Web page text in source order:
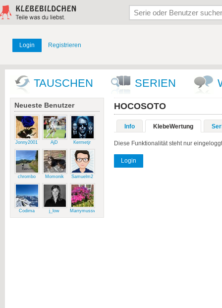
Login Registrieren
TAUSCHEN SERIEN
Neueste Benutzer
Jonny2001 AjD Kermetjr
chrombo Momonik Samuelm2
Codima j_low Marrymussweg
HOCOSOTO
Info KlebeWertung
Diese Funktionalität steht nur
Login